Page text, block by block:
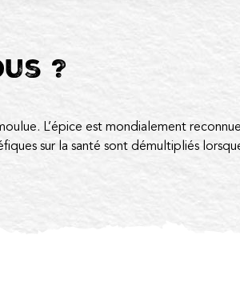
?
L’épice est mondialement
sur la santé sont démultipliés